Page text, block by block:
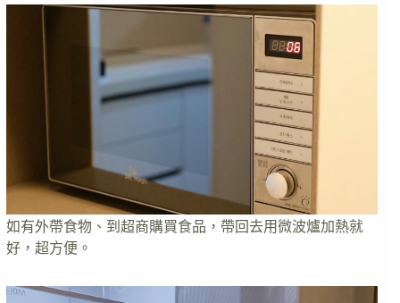
如有外帶食物、到超商購買食品，帶回去用微波爐加熱就
好，超方便。